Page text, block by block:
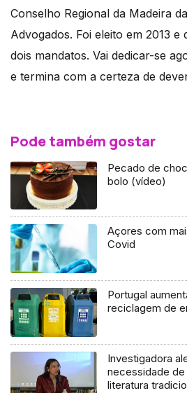
Conselho Regional da Madeira
Advogados. Foi eleito em 2013
dois mandatos. Vai dedicar-se
e termina com a certeza de
Pode também gostar
Pecado de
bolo (vídeo)
Açores com
Covid
Portugal
reciclagem de
Investigadora
necessidade de
literatura